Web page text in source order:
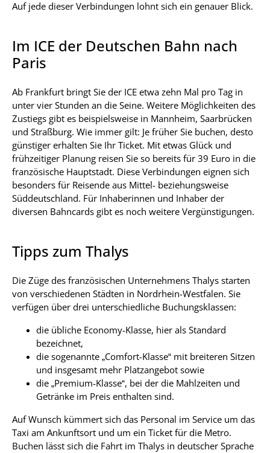
Auf jede dieser Verbindungen lohnt sich ein genauer Blick.
Im ICE der Deutschen Bahn nach
Paris
Ab Frankfurt bringt Sie der ICE etwa zehn Mal pro Tag in
unter vier Stunden an die Seine. Weitere Möglichkeiten des
Zustiegs gibt es beispielsweise in Mannheim, Saarbrücken
und Straßburg. Wie immer gilt: Je früher Sie buchen, desto
günstiger erhalten Sie Ihr Ticket. Mit etwas Glück und
frühzeitiger Planung reisen Sie so bereits für 39 Euro in die
französische Hauptstadt. Diese Verbindungen eignen sich
besonders für Reisende aus Mittel- beziehungsweise
Süddeutschland. Für Inhaberinnen und Inhaber der
diversen Bahncards gibt es noch weitere Vergünstigungen.
Tipps zum Thalys
Die Züge des französischen Unternehmens Thalys starten
von verschiedenen Städten in Nordrhein-Westfalen. Sie
verfügen über drei unterschiedliche Buchungsklassen:
die übliche Economy-Klasse, hier als Standard
bezeichnet,
die sogenannte „Comfort-Klasse“ mit breiteren Sitzen
und insgesamt mehr Platzangebot sowie
die „Premium-Klasse“, bei der die Mahlzeiten und
Getränke im Preis enthalten sind.
Auf Wunsch kümmert sich das Personal im Service um das
Taxi am Ankunftsort und um ein Ticket für die Metro.
Buchen lässt sich die Fahrt im Thalys in deutscher Sprache